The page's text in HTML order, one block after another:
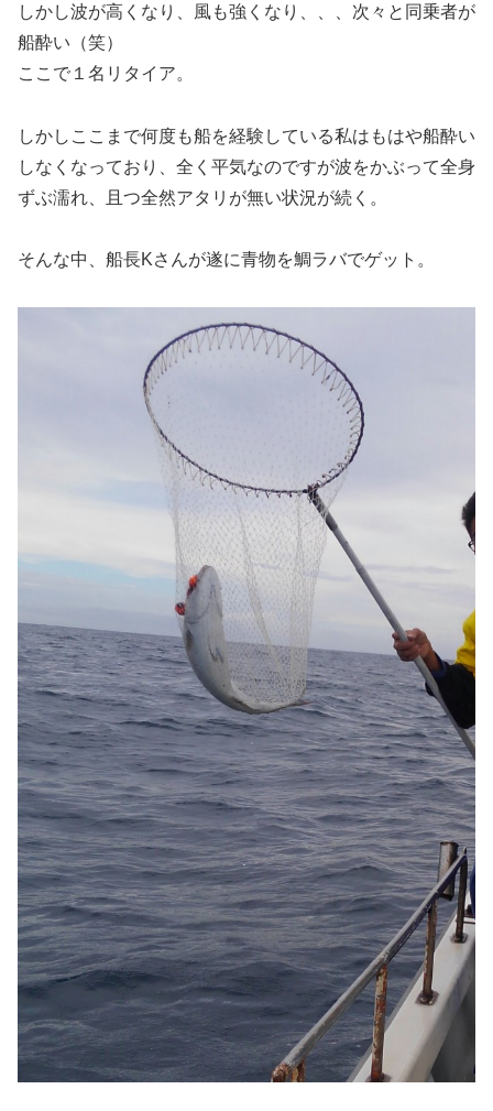
しかし波が高くなり、風も強くなり、、、次々と同乗者が
船酔い（笑）
ここで１名リタイア。
しかしここまで何度も船を経験している私はもはや船酔い
しなくなっており、全く平気なのですが波をかぶって全身
ずぶ濡れ、且つ全然アタリが無い状況が続く。
そんな中、船長Kさんが遂に青物を鯛ラバでゲット。